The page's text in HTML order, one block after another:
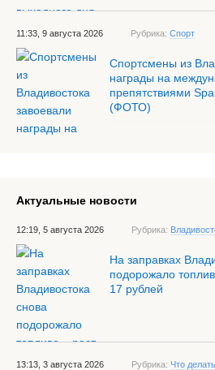
11:33, 9 августа 2026 Рубрика: Спорт
Спортсмены из
награды на
препятствиями
(ФОТО)
Актуальные новости
12:19, 5 августа 2026 Рубрика:
На заправках
подорожало
17 рублей
13:13, 3 августа 2026 Рубрика: Что делать